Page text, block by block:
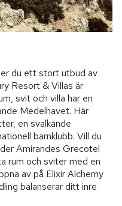
du ett stort utbud av
Resort & Villas är
svit och villa har en
Medelhavet. Här
en svalkande
barnklubb. Vill du
Amirandes Grecotel
rum och sviter med en
av på Elixir Alchemy
balanserar ditt inre